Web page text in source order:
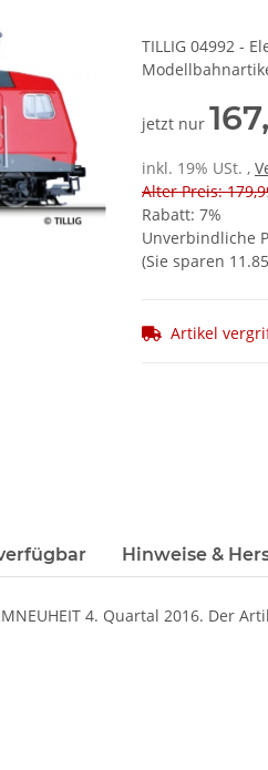
TILLIG 04992 -
jetzt nur
inkl. 19% USt. ,
Alter Preis:
Rabatt: 7%
Unverbindliche
(Sie sparen
Artikel
Hinweise &
4. Quartal 2016. Der